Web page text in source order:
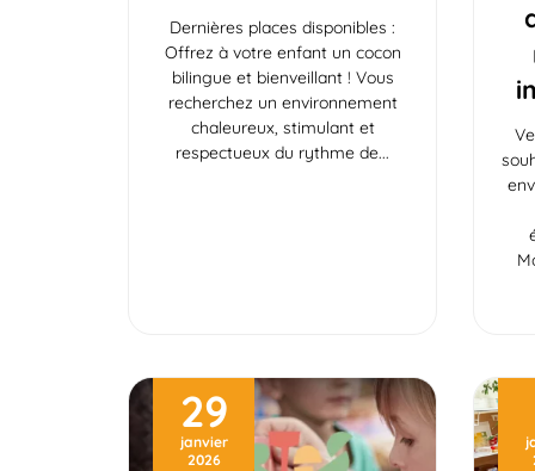
Dernières places disponibles :
Offrez à votre enfant un cocon
bilingue et bienveillant ! Vous
recherchez un environnement
chaleureux, stimulant et
respectueux du rythme de
29
janvier
2026